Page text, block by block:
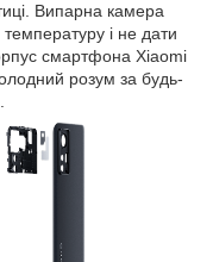
Випарна камера
і не дати
смартфона Xiaomi
розум за будь-